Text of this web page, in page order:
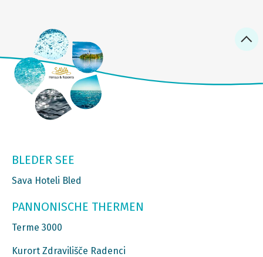
BLEDER SEE
Sava Hoteli Bled
PANNONISCHE THERMEN
Terme 3000
Kurort Zdravilišče Radenci